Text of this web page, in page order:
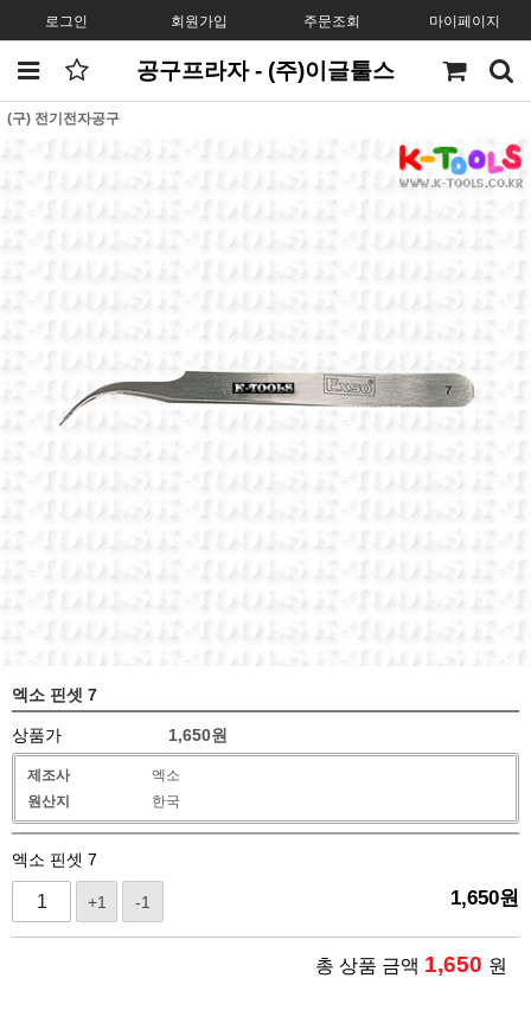
로그인 회원가입 주문조회 마이페이지
공구프라자 - (주)이글툴스
(구) 전기전자공구
엑소 핀셋 7
상품가 1,650원
제조사
엑소
원산지
한국
엑소 핀셋 7
+1 -1 1,650원
총 상품 금액 1,650 원